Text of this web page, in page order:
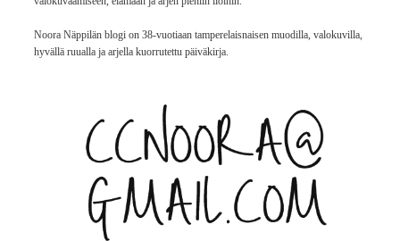
Noora Näppilän blogi on 38-vuotiaan tamperelaisnaisen muodilla, valokuvilla,
hyvällä ruualla ja arjella kuorrutettu päiväkirja.